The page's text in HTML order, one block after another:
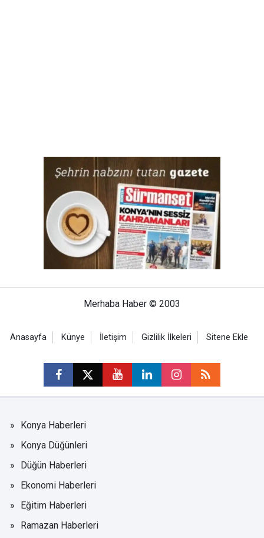
Merhaba Haber © 2003
Anasayfa Künye İletişim Gizlilik İlkeleri Sitene Ekle
Konya Haberleri
Konya Düğünleri
Düğün Haberleri
Ekonomi Haberleri
Eğitim Haberleri
Ramazan Haberleri